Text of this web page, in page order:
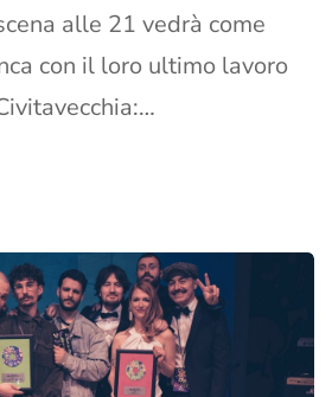
alle 21 vedrà come
con il loro ultimo lavoro